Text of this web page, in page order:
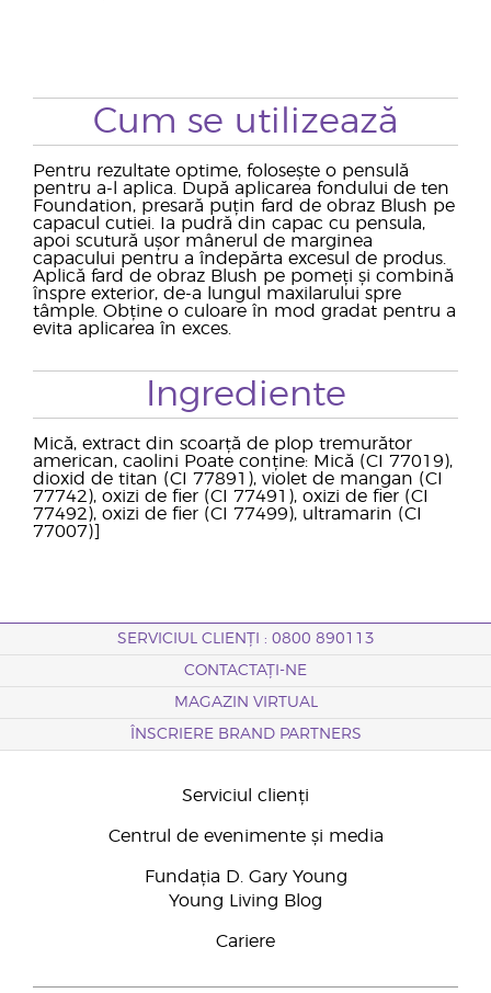
Cum se utilizează
Pentru rezultate optime, folosește o pensulă
pentru a-l aplica. După aplicarea fondului de ten
Foundation, presară puțin fard de obraz Blush pe
capacul cutiei. Ia pudră din capac cu pensula,
apoi scutură ușor mânerul de marginea
capacului pentru a îndepărta excesul de produs.
Aplică fard de obraz Blush pe pomeți și combină
înspre exterior, de-a lungul maxilarului spre
tâmple. Obține o culoare în mod gradat pentru a
evita aplicarea în exces.
Ingrediente
Mică, extract din scoarță de plop tremurător
american, caolini Poate conține: Mică (CI 77019),
dioxid de titan (CI 77891), violet de mangan (CI
77742), oxizi de fier (CI 77491), oxizi de fier (CI
77492), oxizi de fier (CI 77499), ultramarin (CI
77007)]
SERVICIUL CLIENȚI : 0800 890113
CONTACTAȚI-NE
MAGAZIN VIRTUAL
ÎNSCRIERE BRAND PARTNERS
Serviciul clienți
Centrul de evenimente și media
Fundația D. Gary Young
Young Living Blog
Cariere